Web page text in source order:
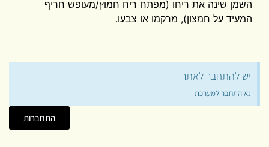
השמן שינה את ריחו (מפתח ריח חמוץ/מעופש חריף
המעיד על חמצון), מרקמו או צבעו.
יש להתחבר לאתר
נא התחבר למערכת
התחברות